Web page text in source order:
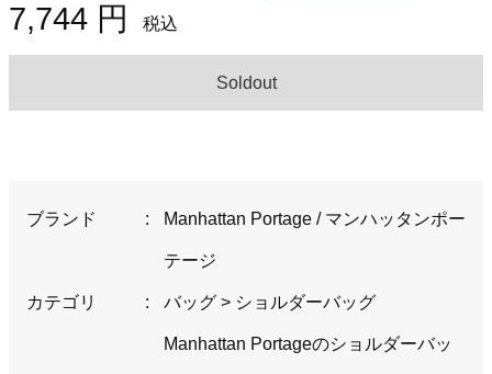
7,744 円 税込
Soldout
ブランド : Manhattan Portage / マンハッタンポー
テージ
カテゴリ : バッグ> ショルダーバッグ
Manhattan Portageのショルダーバッ